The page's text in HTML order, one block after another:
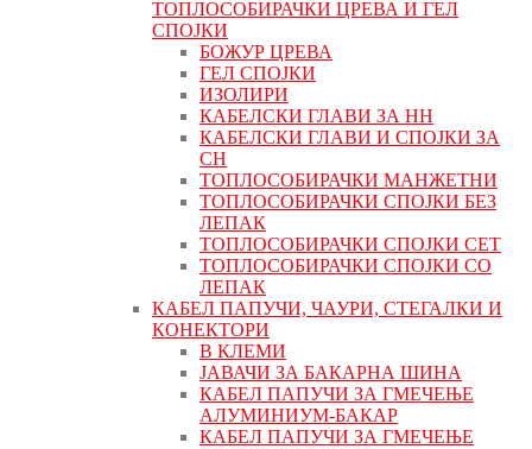
ТОПЛОСОБИРАЧКИ ЦРЕВА И ГЕЛ
СПОЈКИ
БОЖУР ЦРЕВА
ГЕЛ СПОЈКИ
ИЗОЛИРИ
КАБЕЛСКИ ГЛАВИ ЗА НН
КАБЕЛСКИ ГЛАВИ И СПОЈКИ ЗА
СН
ТОПЛОСОБИРАЧКИ МАНЖЕТНИ
ТОПЛОСОБИРАЧКИ СПОЈКИ БЕЗ
ЛЕПАК
ТОПЛОСОБИРАЧКИ СПОЈКИ СЕТ
ТОПЛОСОБИРАЧКИ СПОЈКИ СО
ЛЕПАК
КАБЕЛ ПАПУЧИ, ЧАУРИ, СТЕГАЛКИ И
КОНЕКТОРИ
В КЛЕМИ
ЈАВАЧИ ЗА БАКАРНА ШИНА
КАБЕЛ ПАПУЧИ ЗА ГМЕЧЕЊЕ
АЛУМИНИУМ-БАКАР
КАБЕЛ ПАПУЧИ ЗА ГМЕЧЕЊЕ